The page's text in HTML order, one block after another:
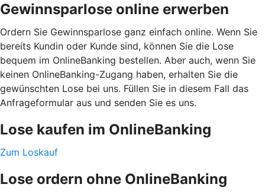
Gewinnsparlose online erwerben
Ordern Sie Gewinnsparlose ganz einfach online. Wenn Sie
bereits Kundin oder Kunde sind, können Sie die Lose
bequem im OnlineBanking bestellen. Aber auch, wenn Sie
keinen OnlineBanking-Zugang haben, erhalten Sie die
gewünschten Lose bei uns. Füllen Sie in diesem Fall das
Anfrageformular aus und senden Sie es uns.
Lose kaufen im OnlineBanking
Zum Loskauf
Lose ordern ohne OnlineBanking